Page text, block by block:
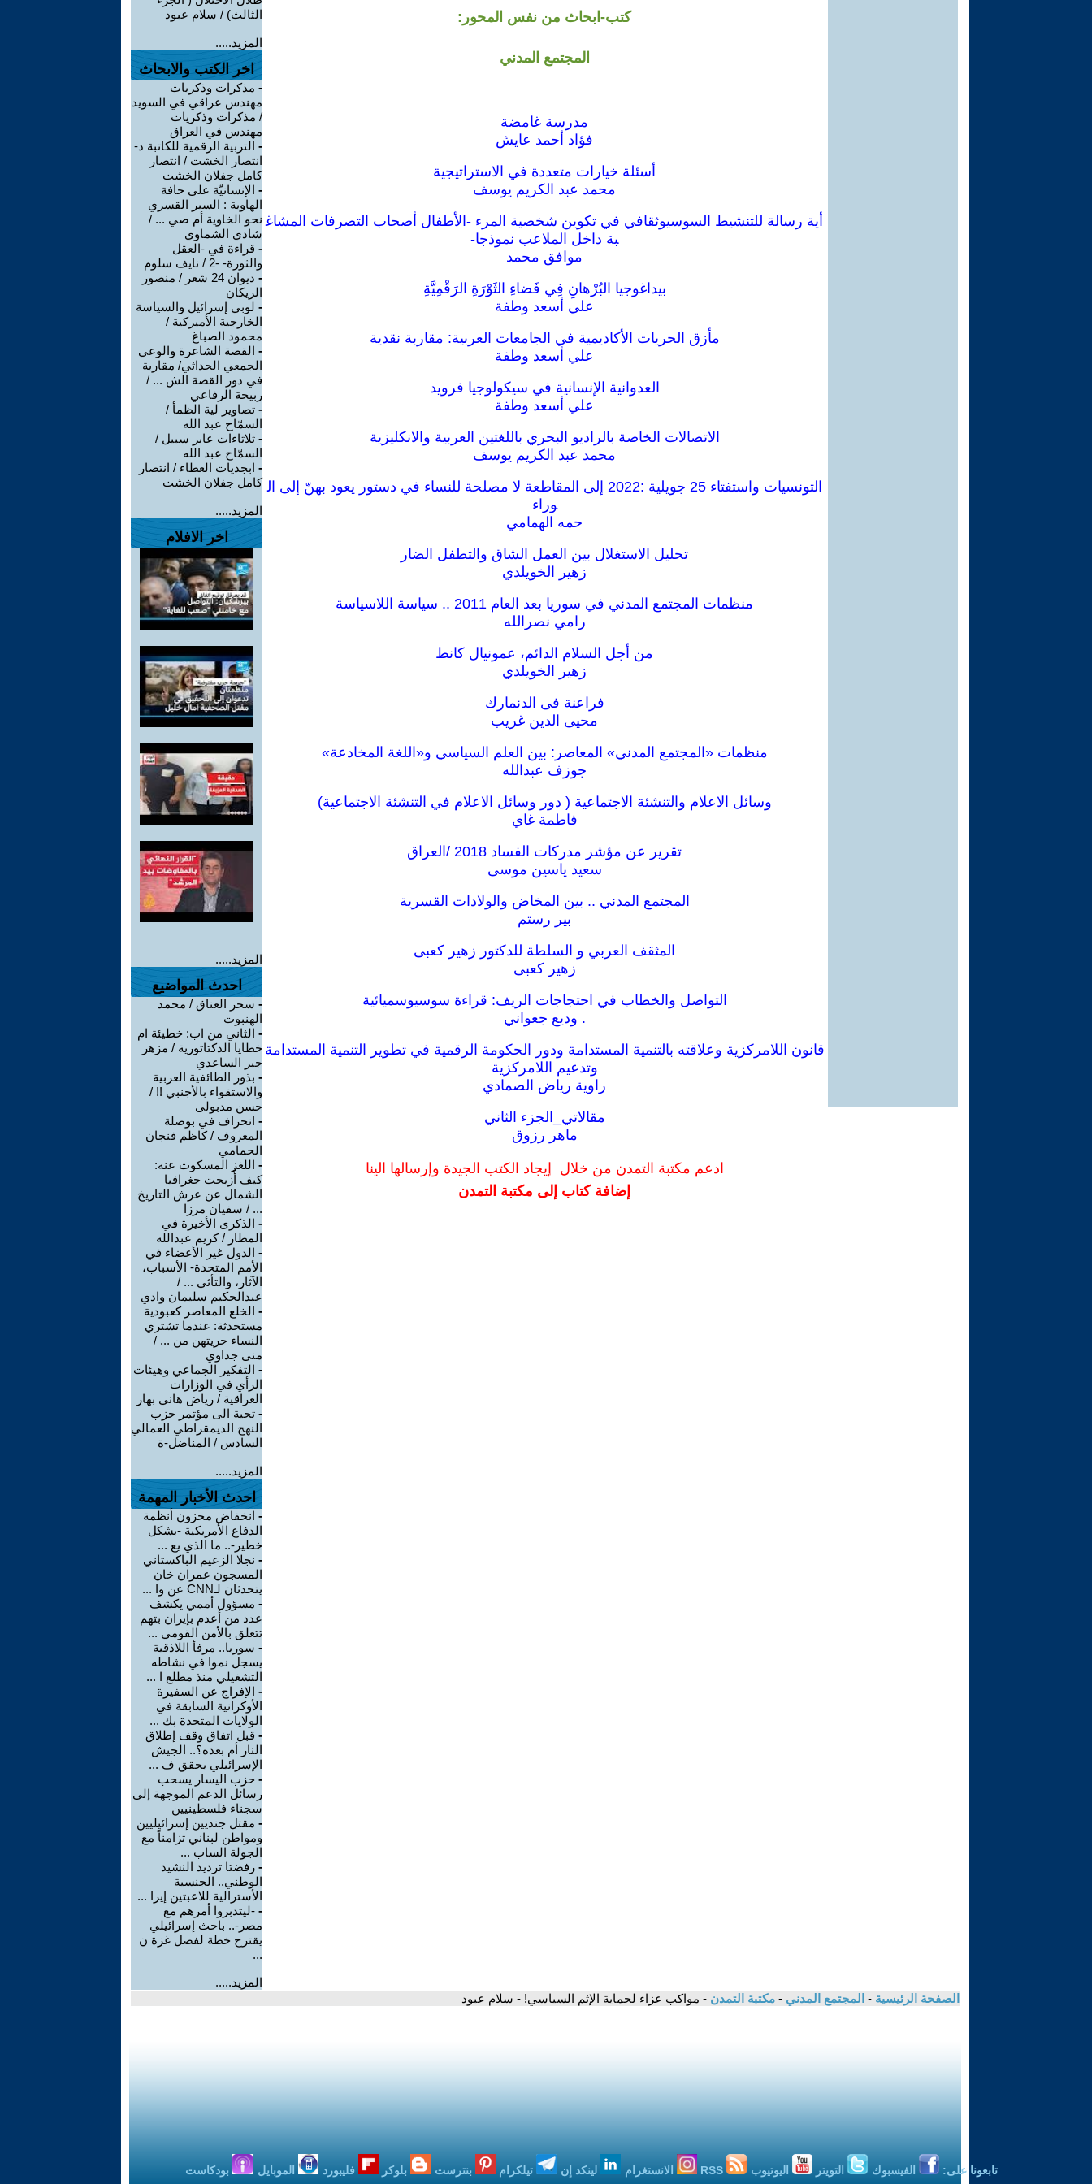
كتب-ابحاث من نفس المحور:
المجتمع المدني
مدرسة غامضة
فؤاد أحمد عايش
أسئلة خيارات متعددة في الاستراتيجية
محمد عبد الكريم يوسف
أية رسالة للتنشيط السوسيوثقافي في تكوين شخصية المرء -الأطفال أصحاب التصرفات المشاغ
بة داخل الملاعب نموذجا-
موافق محمد
بيداغوجيا البُرْهانِ فِي فَضاءِ الثَوْرَةِ الرَقْمِيَّةِ
علي أسعد وطفة
مأزق الحريات الأكاديمية في الجامعات العربية: مقاربة نقدية
علي أسعد وطفة
العدوانية الإنسانية في سيكولوجيا فرويد
علي أسعد وطفة
الاتصالات الخاصة بالراديو البحري باللغتين العربية والانكليزية
محمد عبد الكريم يوسف
التونسيات واستفتاء 25 جويلية :2022 إلى المقاطعة لا مصلحة للنساء في دستور يعود بهنّ إلى ال
وراء
حمه الهمامي
تحليل الاستغلال بين العمل الشاق والتطفل الضار
زهير الخويلدي
منظمات المجتمع المدني في سوريا بعد العام 2011 .. سياسة اللاسياسة
رامي نصرالله
من أجل السلام الدائم، عمونيال كانط
زهير الخويلدي
فراعنة فى الدنمارك
محيى الدين غريب
منظمات «المجتمع المدني» المعاصر: بين العلم السياسي و«اللغة المخادعة»
جوزف عبدالله
وسائل الاعلام والتنشئة الاجتماعية ( دور وسائل الاعلام في التنشئة الاجتماعية)
فاطمة غاي
تقرير عن مؤشر مدركات الفساد 2018 /العراق
سعيد ياسين موسى
المجتمع المدني .. بين المخاض والولادات القسرية
بير رستم
المثقف العربي و السلطة للدكتور زهير كعبى
زهير كعبى
التواصل والخطاب في احتجاجات الريف: قراءة سوسيوسميائية
. وديع جعواني
قانون اللامركزية وعلاقته بالتنمية المستدامة ودور الحكومة الرقمية في تطوير التنمية المستدامة
وتدعيم اللامركزية
راوية رياض الصمادي
مقالاتي_الجزء الثاني
ماهر رزوق
ادعم مكتبة التمدن من خلال إيجاد الكتب الجيدة وإرسالها الينا
إضافة كتاب إلى مكتبة التمدن
الثالث) / سلام عبود
المزيد.....
اخر الكتب والابحاث
- مذكرات وذكريات
مهندس عراقي في السويد
/ مذكرات وذكريات
مهندس في العراق
- التربية الرقمية للكاتبة د-
انتصار الخشت / انتصار
كامل جفلان الخشت
- الإنسانيّة على حافة
الهاوية : السير القسري
نحو الخاوية أم صي ... /
شادي الشماوي
- قراءة في -العقل
والثورة- -2 / نايف سلوم
-
ديوان 24 شعر / منصور
الريكان
- لوبي إسرائيل والسياسة
الخارجية الأميركية /
محمود الصباغ
- القصة الشاعرة والوعي
الجمعي الحداثي/ مقاربة
في دور القصة الش ... /
ربيحة الرفاعي
- تصاوير لية الظمأ /
السمّاح عبد الله
- ثلاثاءات عابر سبيل /
السمّاح عبد الله
- ابجديات العطاء / انتصار
كامل جفلان الخشت
المزيد.....
اخر الافلام
المزيد.....
احدث المواضيع
- سحر العناق / محمد
الهنبوت
- الثاني من اب: خطيئة ام
خطايا الدكتاتورية / مزهر
جبر الساعدي
- بذور الطائفية العربية
والاستقواء بالأجنبي !! /
حسن مدبولى
- انحراف في بوصلة
المعروف / كاظم فنجان
الحمامي
- اللغز المسكوت عنه:
كيف أُزيحت جغرافيا
الشمال عن عرش التاريخ
... / سفيان مرزا
- الذكرى الأخيرة في
المطار / كريم عبدالله
- الدول غير الأعضاء في
الأمم المتحدة- الأسباب،
الآثار، والتأثي ... /
عبدالحكيم سليمان وادي
- الخلع المعاصر كعبودية
مستحدثة: عندما تشتري
النساء حريتهن من ... /
منى جداوي
- التفكير الجماعي وهيئات
الرأي في الوزارات
العراقية / رياض هاني بهار
- تحية الى مؤتمر حزب
النهج الديمقراطي العمالي
السادس / المناضل-ة
المزيد.....
احدث الأخبار المهمة
- انخفاض مخزون أنظمة
الدفاع الأمريكية -بشكل
خطير-.. ما الذي يع ...
- نجلا الزعيم الباكستاني
المسجون عمران خان
يتحدثان لـCNN عن وا ...
- مسؤول أممي يكشف
عدد من أعدم بإيران بتهم
تتعلق بالأمن القومي ...
- سوريا.. مرفأ اللاذقية
يسجل نموا في نشاطه
التشغيلي منذ مطلع ا ...
- الإفراج عن السفيرة
الأوكرانية السابقة في
الولايات المتحدة بك ...
- قبل اتفاق وقف إطلاق
النار أم بعده؟.. الجيش
الإسرائيلي يحقق ف ...
- حزب اليسار يسحب
رسائل الدعم الموجهة إلى
سجناء فلسطينيين
- مقتل جنديين إسرائيليين
ومواطن لبناني تزامناً مع
الجولة الساب ...
- رفضتا ترديد النشيد
الوطني.. الجنسية
الأسترالية للاعبتين إيرا ...
- -ليتدبروا أمرهم مع
مصر-.. باحث إسرائيلي
يقترح خطة لفصل غزة ن
...
المزيد.....
الصفحة الرئيسية - المجتمع المدني - مكتبة التمدن - مواكب عزاء لحماية الإثم السياسي! - سلام عبود
تابعونا على: الفيسبوك التويتر اليوتيوب الانستغرام لينكد إن تيلكرام بنترست بلوكر فليبورد الموبايل بودكاست